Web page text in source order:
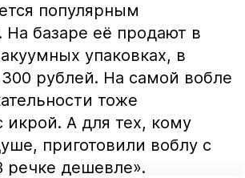
популярным
На базаре её продают в
упаковках, в
рублей. На самой вобле
тоже
икрой. А для тех, кому
приготовили воблу с
речке дешевле».